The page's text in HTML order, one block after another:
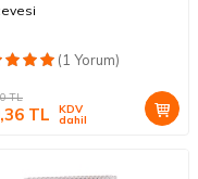
(1 Yorum)
TL
TL KDV
dahil